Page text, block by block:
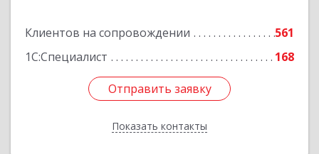
Клиентов на сопровождении
561
1С:Специалист
168
Отправить заявку
Показать контакты
Отправить заявку
Назад